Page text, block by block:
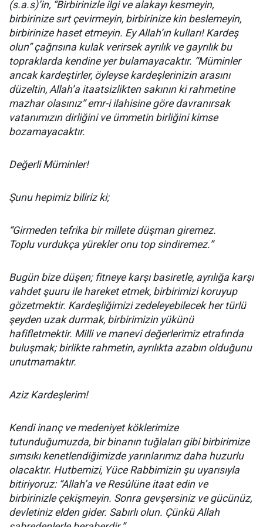
(s.a.s)’in, “Birbirinizle ilgi ve alakayı kesmeyin,
birbirinize sırt çevirmeyin, birbirinize kin beslemeyin,
birbirinize haset etmeyin. Ey Allah’ın kulları! Kardeş
olun” çağrısına kulak verirsek ayrılık ve gayrılık bu
topraklarda kendine yer bulamayacaktır. “Müminler
ancak kardeştirler, öyleyse kardeşlerinizin arasını
düzeltin, Allah’a itaatsizlikten sakının ki rahmetine
mazhar olasınız” emr-i ilahisine göre davranırsak
vatanımızın dirliğini ve ümmetin birliğini kimse
bozamayacaktır.
Değerli Müminler!
Şunu hepimiz biliriz ki;
“Girmeden tefrika bir millete düşman giremez.
Toplu vurdukça yürekler onu top sindiremez.”
Bugün bize düşen; fitneye karşı basiretle, ayrılığa karşı
vahdet şuuru ile hareket etmek, birbirimizi koruyup
gözetmektir. Kardeşliğimizi zedeleyebilecek her türlü
şeyden uzak durmak, birbirimizin yükünü
hafifletmektir. Milli ve manevi değerlerimiz etrafında
buluşmak; birlikte rahmetin, ayrılıkta azabın olduğunu
unutmamaktır.
Aziz Kardeşlerim!
Kendi inanç ve medeniyet köklerimize
tutunduğumuzda, bir binanın tuğlaları gibi birbirimize
sımsıkı kenetlendiğimizde yarınlarımız daha huzurlu
olacaktır. Hutbemizi, Yüce Rabbimizin şu uyarısıyla
bitiriyoruz: “Allah’a ve Resûlüne itaat edin ve
birbirinizle çekişmeyin. Sonra gevşersiniz ve gücünüz,
devletiniz elden gider. Sabırlı olun. Çünkü Allah